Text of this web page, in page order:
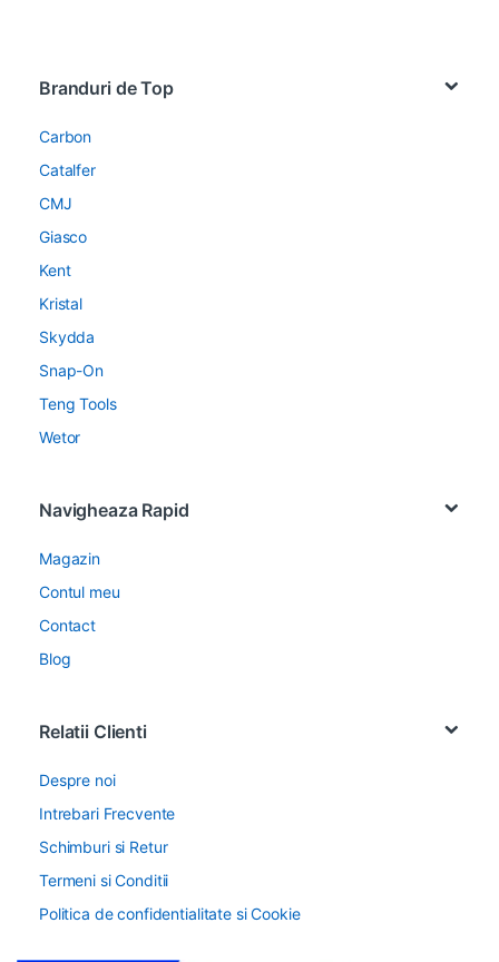
Branduri de Top
Carbon
Catalfer
CMJ
Giasco
Kent
Kristal
Skydda
Snap-On
Teng Tools
Wetor
Navigheaza Rapid
Magazin
Contul meu
Contact
Blog
Relatii Clienti
Despre noi
Intrebari Frecvente
Schimburi si Retur
Termeni si Conditii
Politica de confidentialitate si Cookie